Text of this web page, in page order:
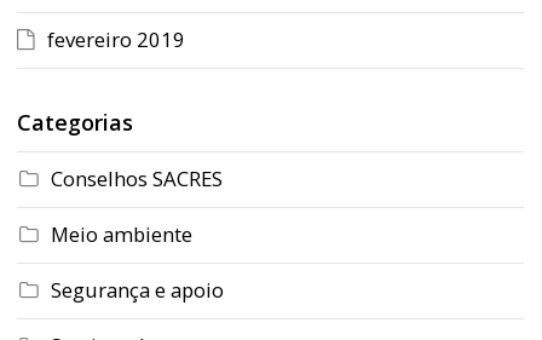
fevereiro 2019
Categorias
Conselhos SACRES
Meio ambiente
Segurança e apoio